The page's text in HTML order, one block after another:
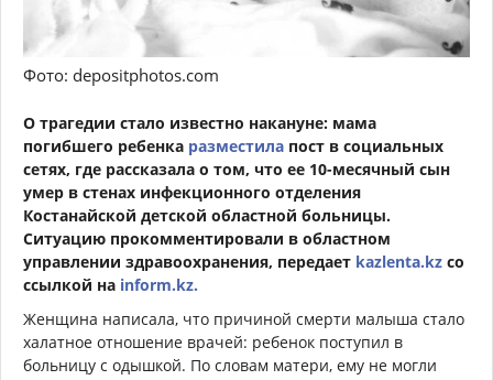
Фото: depositphotos.com
О трагедии стало известно накануне: мама
погибшего ребенка разместила пост в социальных
сетях, где рассказала о том, что ее 10-месячный сын
умер в стенах инфекционного отделения
Костанайской детской областной больницы.
Ситуацию прокомментировали в областном
управлении здравоохранения, передает kazlenta.kz со
ссылкой на inform.kz.
Женщина написала, что причиной смерти малыша стало
халатное отношение врачей: ребенок поступил в
больницу с одышкой. По словам матери, ему не могли